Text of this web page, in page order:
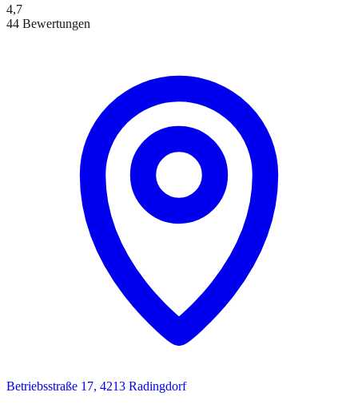
4,7
44 Bewertungen
Betriebsstraße 17, 4213 Radingdorf